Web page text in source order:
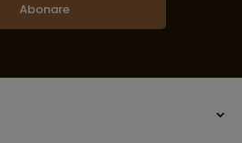
Abonare